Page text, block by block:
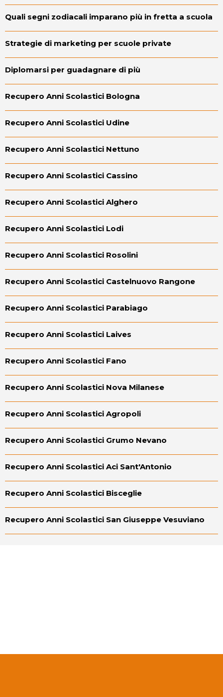
Quali segni zodiacali imparano più in fretta a scuola
Strategie di marketing per scuole private
Diplomarsi per guadagnare di più
Recupero Anni Scolastici Bologna
Recupero Anni Scolastici Udine
Recupero Anni Scolastici Nettuno
Recupero Anni Scolastici Cassino
Recupero Anni Scolastici Alghero
Recupero Anni Scolastici Lodi
Recupero Anni Scolastici Rosolini
Recupero Anni Scolastici Castelnuovo Rangone
Recupero Anni Scolastici Parabiago
Recupero Anni Scolastici Laives
Recupero Anni Scolastici Fano
Recupero Anni Scolastici Nova Milanese
Recupero Anni Scolastici Agropoli
Recupero Anni Scolastici Grumo Nevano
Recupero Anni Scolastici Aci Sant'Antonio
Recupero Anni Scolastici Bisceglie
Recupero Anni Scolastici San Giuseppe Vesuviano